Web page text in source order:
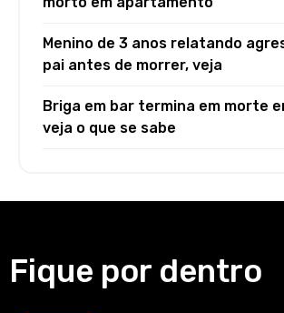
Menino de 3 anos relatando
pai antes de morrer, veja
Briga em bar termina em morte
veja o que se sabe
Fique por dentro